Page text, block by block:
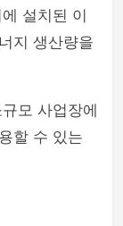
설치된 이
지 생산량을
모 사업장에
할 수 있는